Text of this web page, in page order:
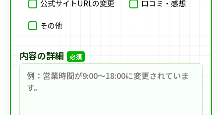
公式サイトURLの変更 口コミ・感想
その他
内容の詳細 必須